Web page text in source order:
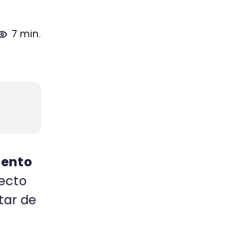
7 min.
de